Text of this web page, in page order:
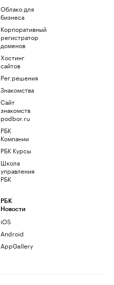
Облако для
бизнеса
Корпоративный
регистратор
доменов
Хостинг
сайтов
Рег.решения
Знакомства
Сайт
знакомств
podbor.ru
РБК
Компании
РБК Курсы
Школа
управления
РБК
РБК
Новости
iOS
Android
AppGallery